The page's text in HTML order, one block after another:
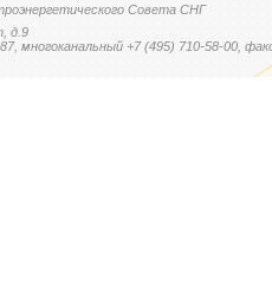
Совета СНГ
д.9
многоканальный +7 (495) 710-58-00,